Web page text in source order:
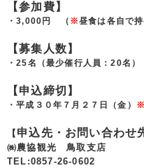
【参加費】
・3,000円 （ ※昼食は各自で持
【募集人数】
・25名（最少催行人員：20名）
【申込締切】
・平成３０年７月２７日（金） ※
【 申込先・お問い合わせ
㈱農協観光 鳥取支店
TEL:0857-26-0602